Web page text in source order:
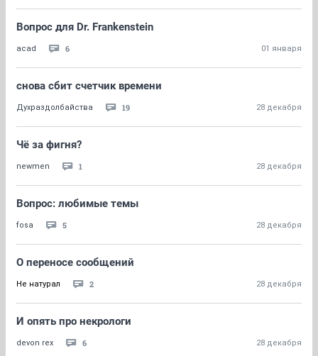
Вопрос для Dr. Frankenstein
acad 6 01 января
снова сбит счетчик времени
Духраздолбайства 19 28 декабря
Чё за фигня?
newmen 1 28 декабря
Вопрос: любимые темы
fosa 5 28 декабря
О переносе сообщений
Не натурал 2 28 декабря
И опять про некрологи
devon rex 6 28 декабря